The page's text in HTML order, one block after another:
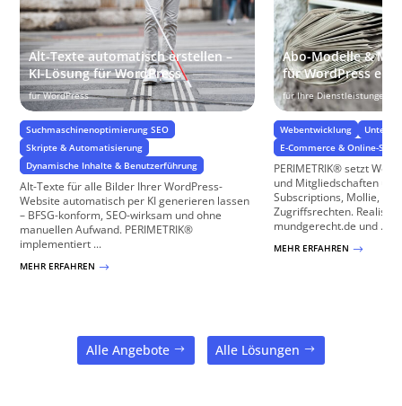
Alt-Texte automatisch erstellen –
KI-Lösung für WordPress
für WordPress
Suchmaschinenoptimierung SEO
Skripte & Automatisierung
Dynamische Inhalte & Benutzerführung
Alt-Texte für alle Bilder Ihrer WordPress-
Website automatisch per KI generieren lassen
– BFSG-konform, SEO-wirksam und ohne
manuellen Aufwand. PERIMETRIK®
implementiert ...
MEHR ERFAHREN $
Abo-Modelle &
für WordPress
für Ihre Dienstleistungen
Webentwicklung
E-Commerce & Online-
PERIMETRIK® setzt
und Mitgliedschaften um
Subscriptions, Mollie,
Zugriffsrechten.
mundgerecht.de und ...
MEHR ERFAHREN $
Alle Angebote Alle Lösungen